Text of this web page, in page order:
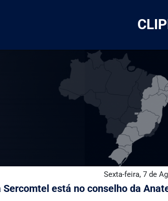
Sexta-feira, 7 de
está no conselho da